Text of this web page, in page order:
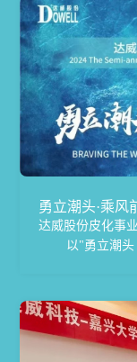
勇立潮头·乘风
达威股份皮化事
以"勇立潮